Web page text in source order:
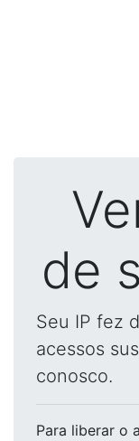
de
Seu IP fez
acessos
conosco.
Para liberar o